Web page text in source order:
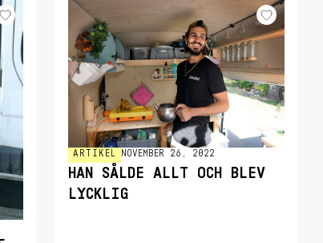
ARTIKEL NOVEMBER 26, 2022
HAN SÅLDE ALLT OCH BLEV
LYCKLIG